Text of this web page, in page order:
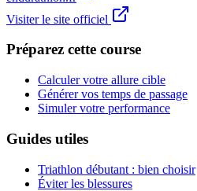
Visiter le site officiel
Préparez cette course
Calculer votre allure cible
Générer vos temps de passage
Simuler votre performance
Guides utiles
Triathlon débutant : bien choisir
Éviter les blessures